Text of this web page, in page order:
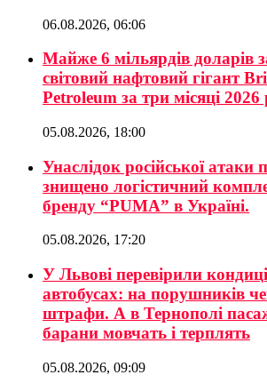
06.08.2026, 06:06
Майже 6 мільярдів доларів
світовий нафтовий гігант
Petroleum за три місяці 2026
05.08.2026, 18:00
Унаслідок російської атаки
знищено логістичний
бренду “PUMA” в Україні.
05.08.2026, 17:20
У Львові перевірили
автобусах: на порушників
штрафи. А в Тернополі
барани мовчать і терплять
05.08.2026, 09:09